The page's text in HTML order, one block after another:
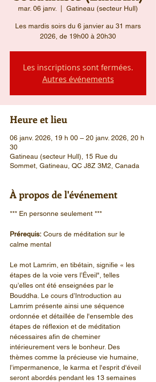
mar. 06 janv. Gatineau (secteur Hull)
Les mardis soirs du 6 janvier au 31 mars
2026, de 19h00 à 20h30
Les inscriptions sont fermées.
Autres événements
Heure et lieu
06 janv. 2026, 19 h 00 – 20 janv. 2026, 20 h
30
Gatineau (secteur Hull), 15 Rue du
Sommet, Gatineau, QC J8Z 3M2, Canada
À propos de l'événement
*** En personne seulement ***
Prérequis: Cours de méditation sur le
calme mental
Le mot Lamrim, en tibétain, signifie « les
étapes de la voie vers l’Éveil", telles
qu’elles ont été enseignées par le
Bouddha. Le cours d’Introduction au
Lamrim présente ainsi une séquence
ordonnée et détaillée de l'ensemble des
étapes de réflexion et de méditation
nécessaires afin de cheminer
intérieurement vers le bonheur. Des
thèmes comme la précieuse vie humaine,
l’impermanence, le karma et l'esprit d'éveil
seront abordés pendant les 13 semaines